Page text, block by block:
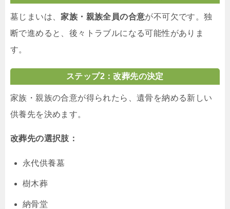
墓じまいは、 家族・親族全員の合意が不可欠です。独
断で進めると、後々トラブルになる可能性がありま
す。
ステップ2：改葬先の決定
家族・親族の合意が得られたら、遺骨を納める新しい
供養先を決めます。
改葬先の選択肢：
永代供養墓
樹木葬
納骨堂